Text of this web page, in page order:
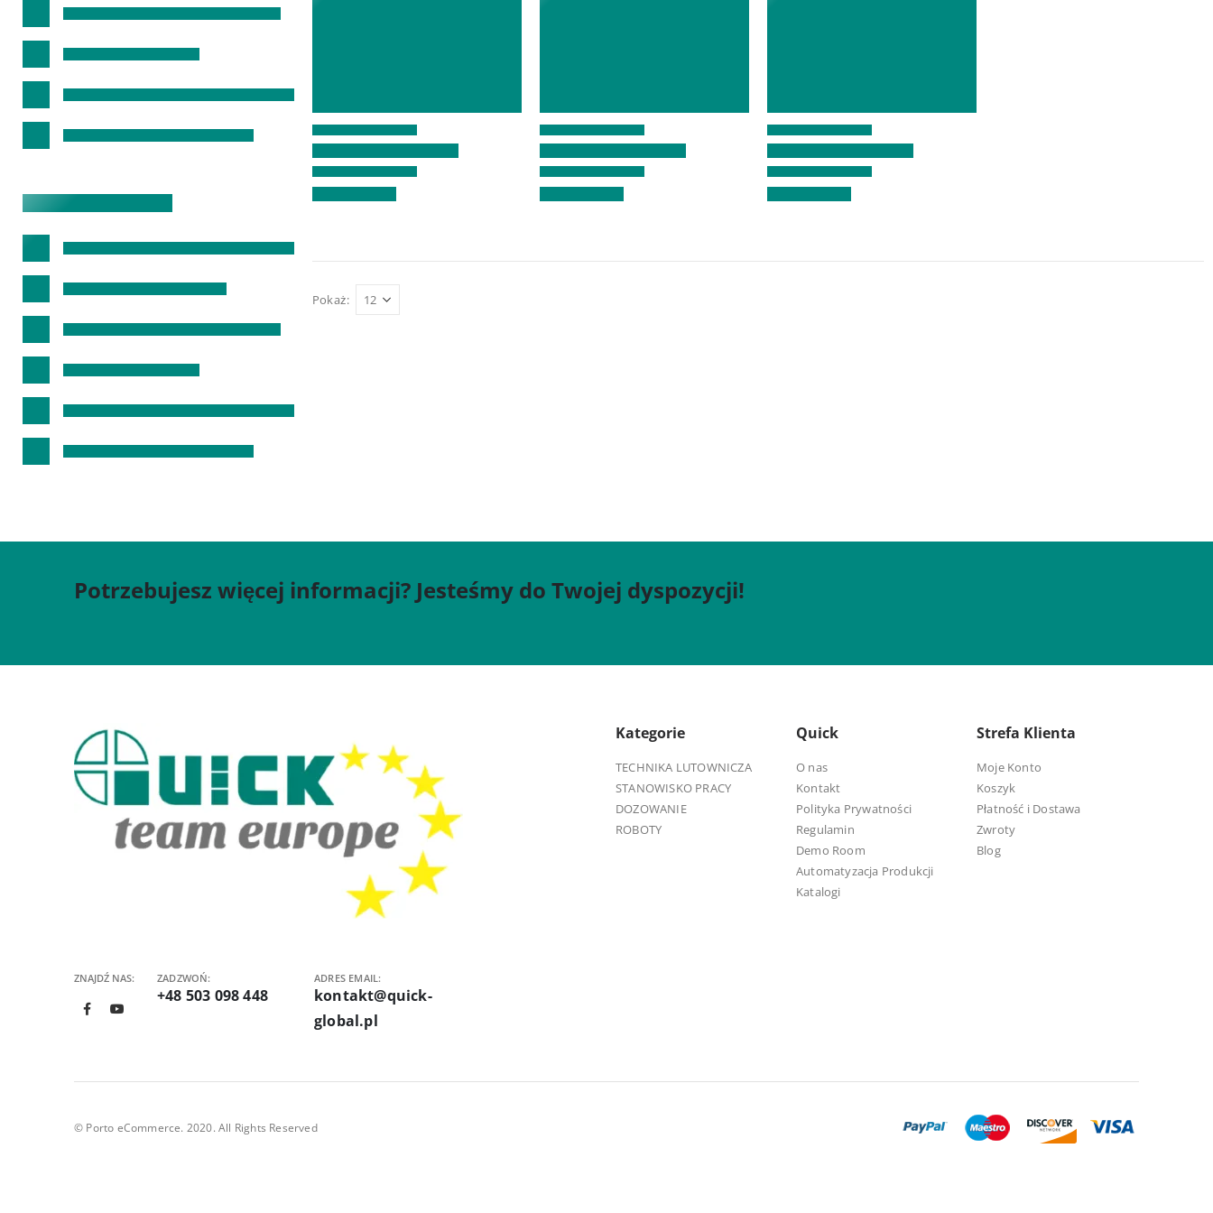
Pokaż:
Potrzebujesz więcej informacji? Jesteśmy do Twojej dyspozycji!
ZNAJDŹ NAS: ZADZWOŃ:
+48 503 098 448
ADRES EMAIL:
kontakt@quick-
global.pl
Kategorie
TECHNIKA LUTOWNICZA
STANOWISKO PRACY
DOZOWANIE
ROBOTY
Quick
O nas
Kontakt
Polityka Prywatności
Regulamin
Demo Room
Automatyzacja Produkcji
Katalogi
Strefa Klienta
Moje Konto
Koszyk
Płatność i Dostawa
Zwroty
Blog
© Porto eCommerce. 2020. All Rights Reserved